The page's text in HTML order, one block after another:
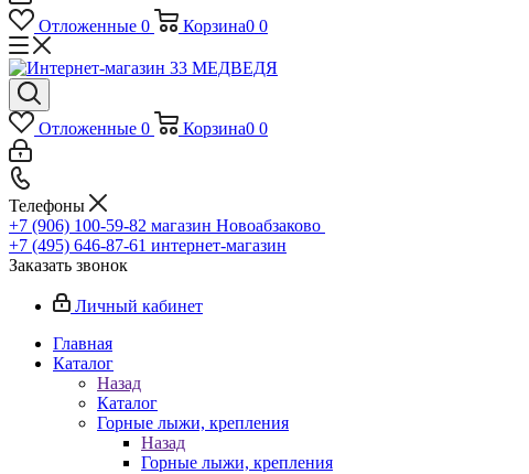
Отложенные 0 Корзина0 0
Отложенные 0 Корзина0 0
Телефоны
+7 (906) 100-59-82 магазин Новоабзаково
+7 (495) 646-87-61 интернет-магазин
Заказать звонок
Личный кабинет
Главная
Каталог
Назад
Каталог
Горные лыжи, крепления
Назад
Горные лыжи, крепления